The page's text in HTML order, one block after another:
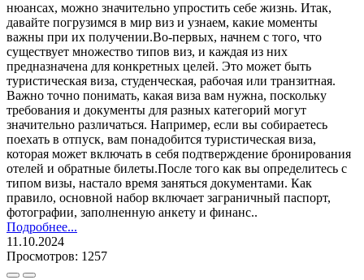
нюансах, можно значительно упростить себе жизнь. Итак,
давайте погрузимся в мир виз и узнаем, какие моменты
важны при их получении.Во-первых, начнем с того, что
существует множество типов виз, и каждая из них
предназначена для конкретных целей. Это может быть
туристическая виза, студенческая, рабочая или транзитная.
Важно точно понимать, какая виза вам нужна, поскольку
требования и документы для разных категорий могут
значительно различаться. Например, если вы собираетесь
поехать в отпуск, вам понадобится туристическая виза,
которая может включать в себя подтверждение бронирования
отелей и обратные билеты.После того как вы определитесь с
типом визы, настало время заняться документами. Как
правило, основной набор включает заграничный паспорт,
фотографии, заполненную анкету и финанс..
Подробнее...
11.10.2024
Просмотров: 1257